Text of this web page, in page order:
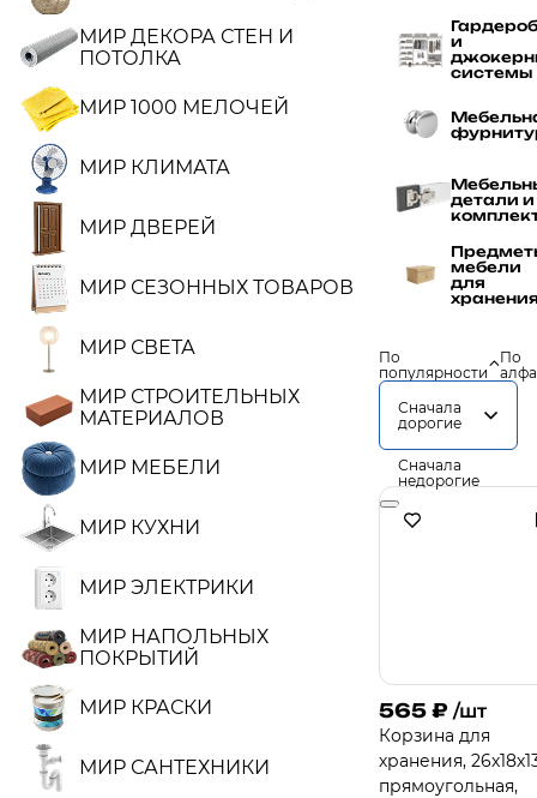
МИР ДЕКОРА СТЕН И
ПОТОЛКА
МИР 1000 МЕЛОЧЕЙ
МИР КЛИМАТА
МИР ДВЕРЕЙ
МИР СЕЗОННЫХ ТОВАРОВ
МИР СВЕТА
МИР СТРОИТЕЛЬНЫХ
МАТЕРИАЛОВ
МИР МЕБЕЛИ
МИР КУХНИ
МИР ЭЛЕКТРИКИ
МИР НАПОЛЬНЫХ
ПОКРЫТИЙ
МИР КРАСКИ
МИР САНТЕХНИКИ
и
системы
детали и
мебели
для
По
популярности
По
Сначала
дорогие
Сначала
недорогие
565 ₽ /шт
Корзина для
хранения,
прямоугольная,